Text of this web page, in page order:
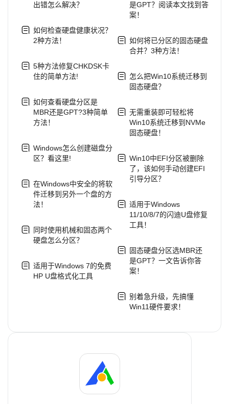
出错怎么解决？
如何检查硬盘健康状况？
2种方法！
5种方法修复CHKDSK卡
住的简单方法!
如何查看硬盘分区是
MBR还是GPT?3种简单
方法！
Windows怎么创建磁盘分
区？看这里!
在Windows中安全的将软
件迁移到另外一个盘的方
法！
同时使用机械和固态两个
硬盘怎么分区？
适用于Windows 7的免费
HP U盘格式化工具
是GPT？阅读本文找到答
案！
如何将已分区的固态硬盘
合并？3种方法！
怎么把Win10系统迁移到
固态硬盘？
无需重装即可轻松将
Win10系统迁移到NVMe
固态硬盘！
Win10中EFI分区被删除
了，该如何手动创建EFI
引导分区？
适用于Windows
11/10/8/7的闪迪U盘修复
工具！
固态硬盘分区选MBR还
是GPT？一文告诉你答
案！
别着急升级，先搞懂
Win11硬件要求！